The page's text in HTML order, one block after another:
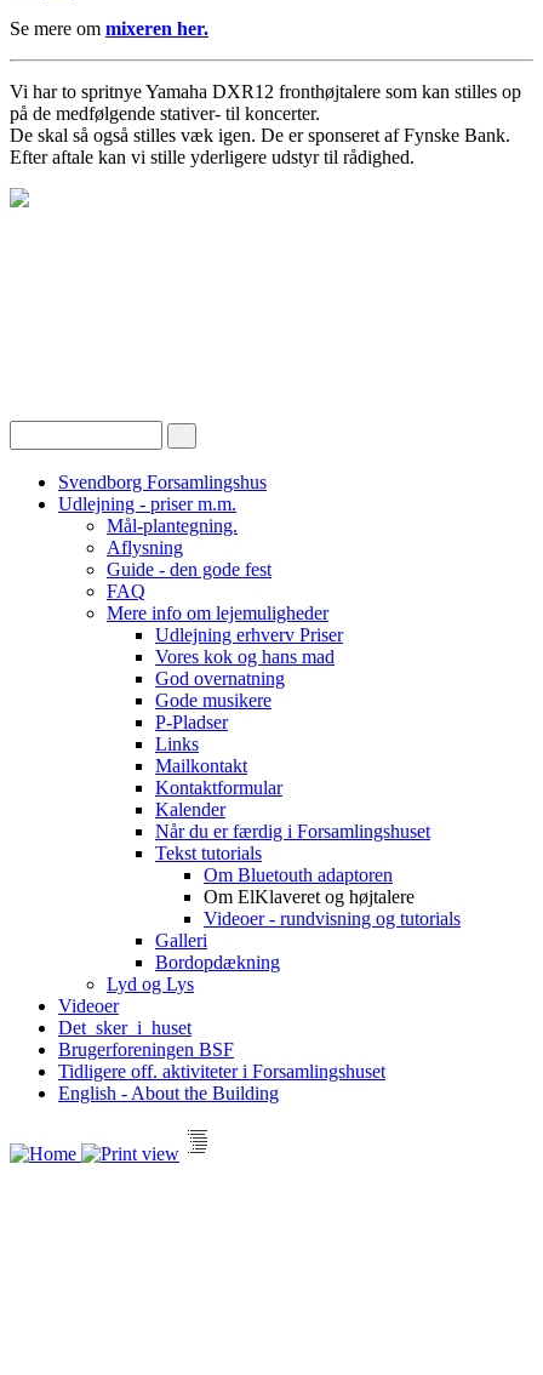
Se mere om mixeren her.
Vi har to spritnye Yamaha DXR12 fronthøjtalere som kan stilles op
på de medfølgende stativer- til koncerter.
De skal så også stilles væk igen. De er sponseret af Fynske Bank.
Efter aftale kan vi stille yderligere udstyr til rådighed.
Svendborg Forsamlingshus
Udlejning - priser m.m.
Mål-plantegning.
Aflysning
Guide - den gode fest
FAQ
Mere info om lejemuligheder
Udlejning erhverv Priser
Vores kok og hans mad
God overnatning
Gode musikere
P-Pladser
Links
Mailkontakt
Kontaktformular
Kalender
Når du er færdig i Forsamlingshuset
Tekst tutorials
Om Bluetouth adaptoren
Om ElKlaveret og højtalere
Videoer - rundvisning og tutorials
Galleri
Bordopdækning
Lyd og Lys
Videoer
Det_sker_i_huset
Brugerforeningen BSF
Tidligere off. aktiviteter i Forsamlingshuset
English - About the Building